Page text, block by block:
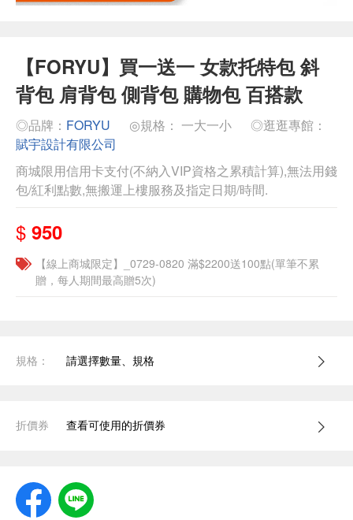
【FORYU】買一送一 女款托特包 斜
背包 肩背包 側背包 購物包 百搭款
◎品牌： FORYU ◎規格： 一大一小
◎逛逛專館：
賦宇設計有限公司
商城限用信用卡支付(不納入VIP資格之累積計算),無法用錢
包/紅利點數,無搬運上樓服務及指定日期/時間.
$ 950
【線上商城限定】_0729-0820 滿$2200送100點(單筆不累
贈，每人期間最高贈5次)
規格： 請選擇數量、規格
折價券 查看可使用的折價券